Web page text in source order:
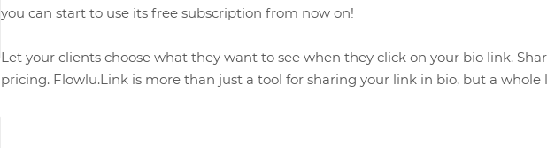
you can start to use its free subscription from now on!
Let your clients choose what they want to see when they click on your bio link.
pricing. Flowlu.Link is more than just a tool for sharing your link in bio, but a